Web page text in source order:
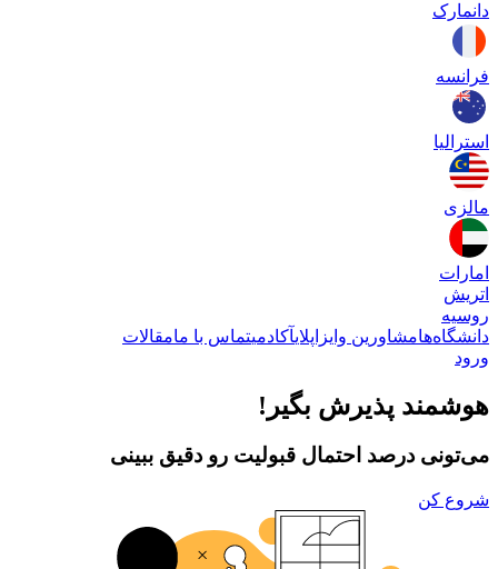
دانمارک
فرانسه
استرالیا
مالزی
امارات
اتریش
روسیه
دانشگاه‌هامشاورین وایزاپلایآکادمیتماس با مامقالات
ورود
هوشمند پذیرش بگیر!
می‌تونی درصد احتمال قبولیت رو دقیق ببینی
شروع کن